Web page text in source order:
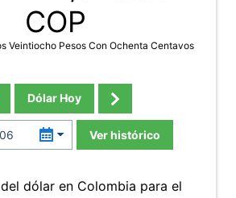
COP
Veintiocho Pesos Con Ochenta Centavos
Dólar Hoy
Ver histórico
dólar en Colombia para el